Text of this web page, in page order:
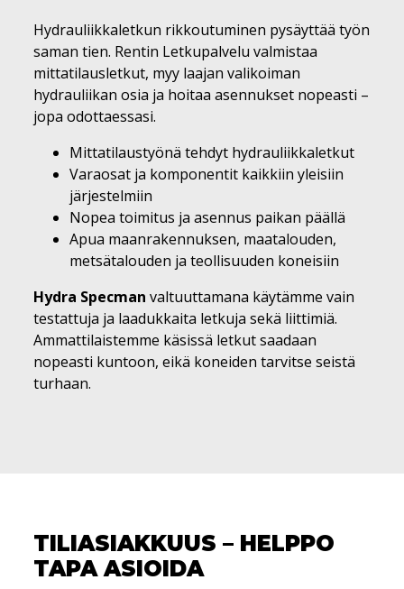
Hydrauliikkaletkun rikkoutuminen pysäyttää työn
saman tien. Rentin Letkupalvelu valmistaa
mittatilausletkut, myy laajan valikoiman
hydrauliikan osia ja hoitaa asennukset nopeasti –
jopa odottaessasi.
Mittatilaustyönä tehdyt hydrauliikkaletkut
Varaosat ja komponentit kaikkiin yleisiin
järjestelmiin
Nopea toimitus ja asennus paikan päällä
Apua maanrakennuksen, maatalouden,
metsätalouden ja teollisuuden koneisiin
Hydra Specman valtuuttamana käytämme vain
testattuja ja laadukkaita letkuja sekä liittimiä.
Ammattilaistemme käsissä letkut saadaan
nopeasti kuntoon, eikä koneiden tarvitse seistä
turhaan.
TILIASIAKKUUS – HELPPO
TAPA ASIOIDA